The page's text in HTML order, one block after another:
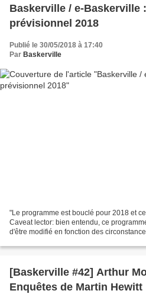
Baskerville / e-Baskerville
prévisionnel 2018
Publié le 30/05/2018 à 17:40
Par Baskerville
"Le programme est bouclé pour 2018 et
Caveat lector: bien entendu, ce
d'être modifié en fonction des
[Baskerville #42] Arthur
Enquêtes de Martin Hewitt